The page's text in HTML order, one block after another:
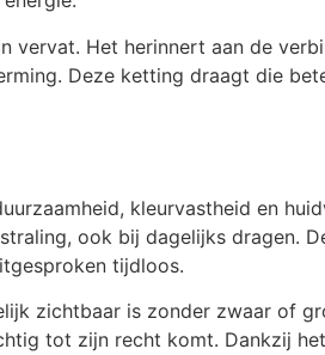
Het herinnert aan de
Deze ketting draagt die
kleurvastheid en
ook bij dagelijks dragen.
tijdloos.
zichtbaar is zonder zwaar of
tot zijn recht komt. Dankzij